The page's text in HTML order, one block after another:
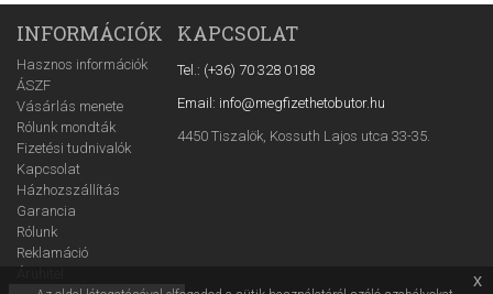
x
INFORMÁCIÓK
Hasznos információk
ÁSZF
Vásárlás menete
Rólunk mondták
Fizetési tudnivalók
Kapcsolat
Házhozszállítás
Garancia
Rólunk
Reklamáció
KAPCSOLAT
Tel.: (+36) 70 328 0188
Email: info@megfizethetobutor.hu
4450 Tiszalök, Kossuth Lajos utca 33-35.